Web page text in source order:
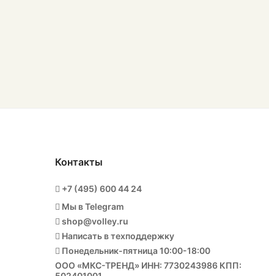
Контакты
+7 (495) 600 44 24
Мы в Telegram
shop@volley.ru
Написать в техподдержку
Понедельник-пятница 10:00-18:00
ООО «МКС-ТРЕНД» ИНН: 7730243986 КПП: